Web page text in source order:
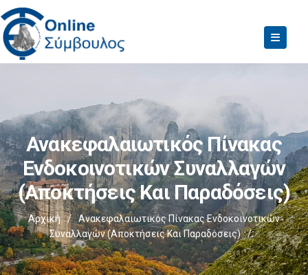
Ανακεφαλαιωτικός Πίνακας
Ενδοκοινοτικών Συναλλαγών
(Αποκτήσεις Και Παραδόσεις)
Αρχική /
Ανακεφαλαιωτικός Πίνακας Ενδοκοινοτικών
Συναλλαγών (Αποκτήσεις Και Παραδόσεις)
/